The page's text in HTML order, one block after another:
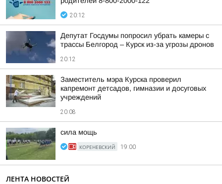
20:12
Депутат Госдумы попросил убрать камеры с
трассы Белгород – Курск из-за угрозы дронов
20:12
Заместитель мэра Курска проверил
капремонт детсадов, гимназии и досуговых
учреждений
20:08
сила мощь
КОРЕНЕВСКИЙ 19:00
ЛЕНТА НОВОСТЕЙ